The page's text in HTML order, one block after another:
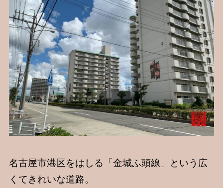
名古屋市港区をはしる「金城ふ頭線」という広
くてきれいな道路。